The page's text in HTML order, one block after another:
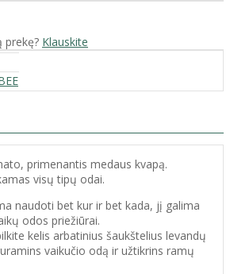
prekę? Klauskite
primenantis medaus kvapą.
visų tipų odai.
naudoti bet kur ir bet kada, jį galima
odos priežiūrai.
kelis arbatinius šaukštelius levandų
vaikučio odą ir užtikrins ramų